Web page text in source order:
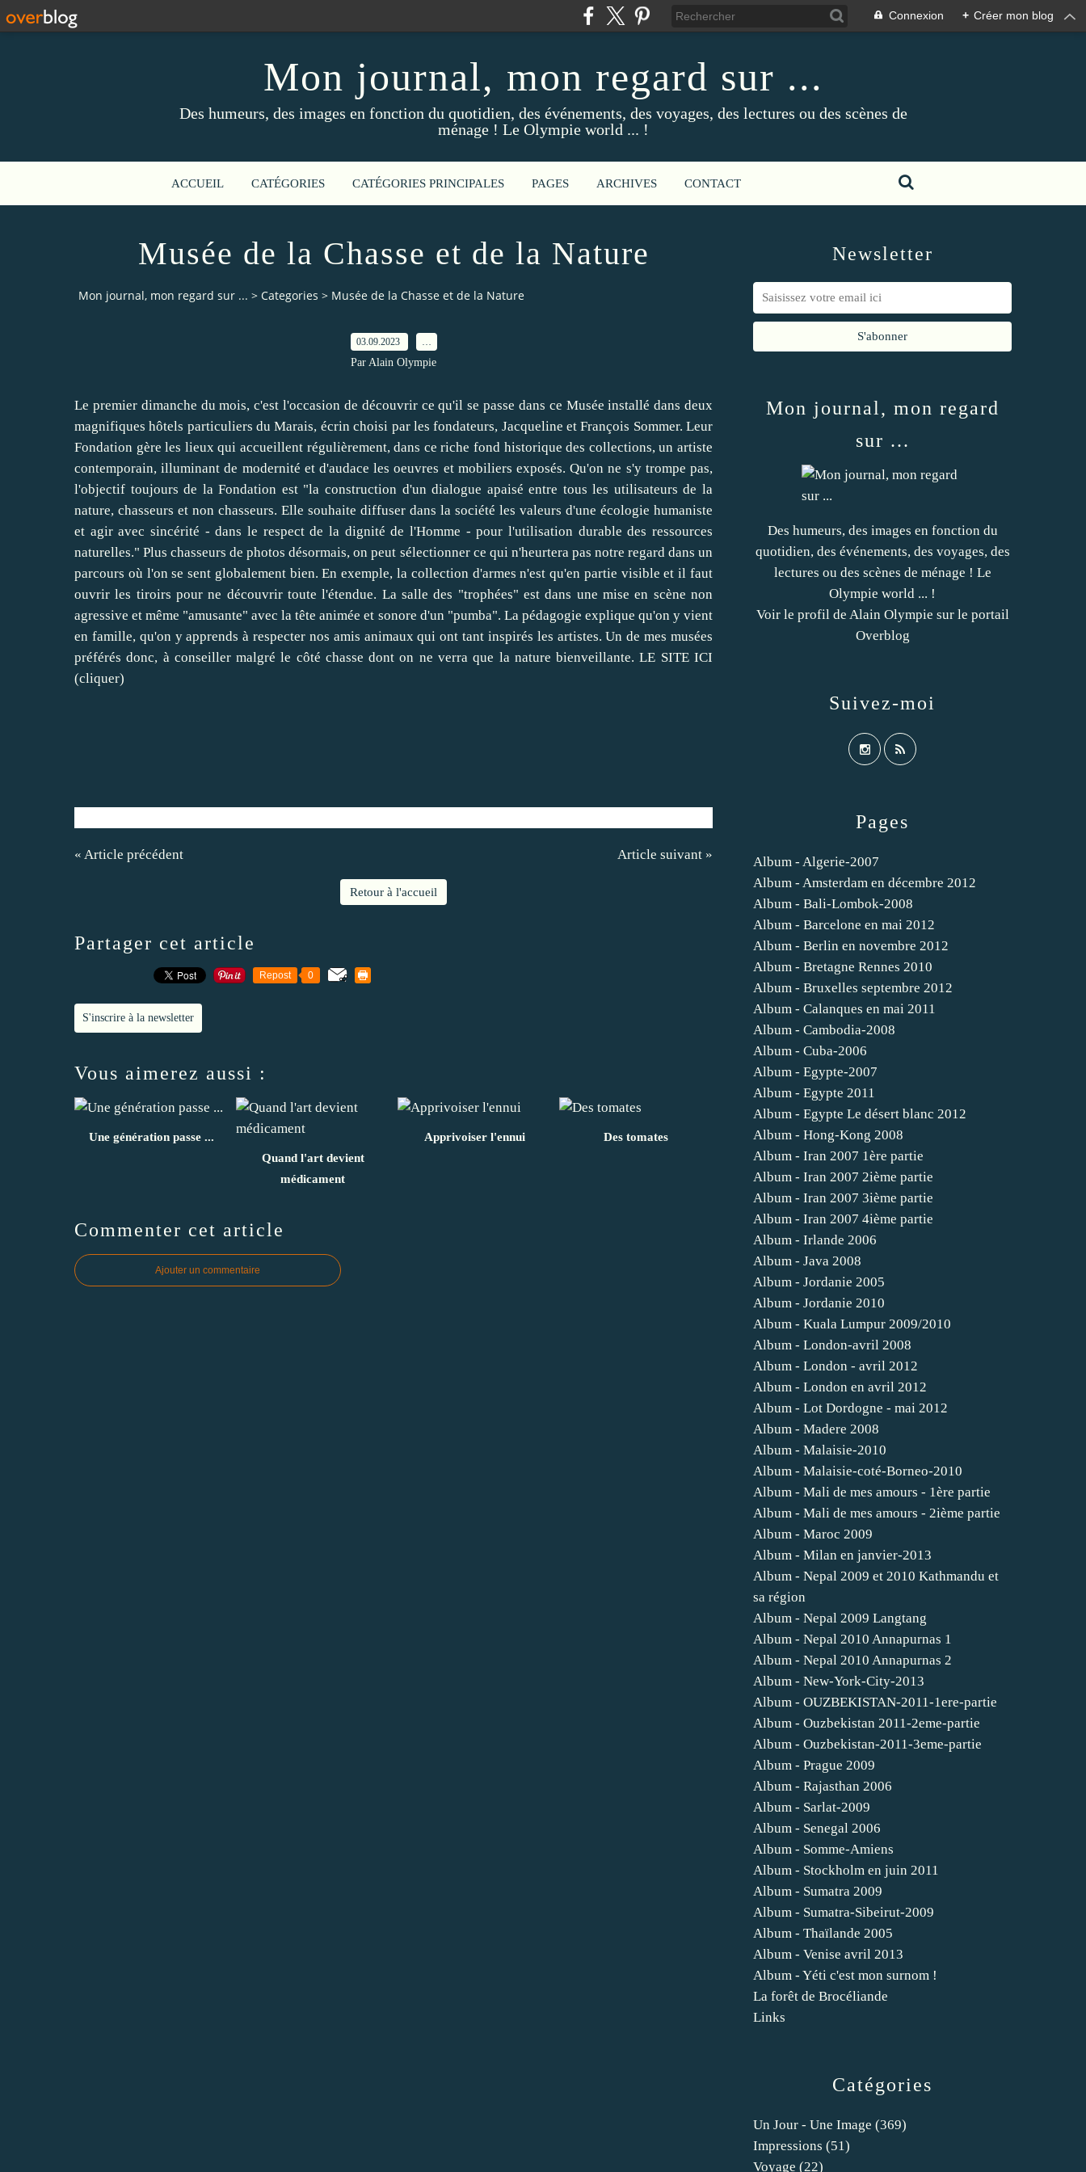
Connexion + Créer mon blog
Mon journal, mon regard sur ...
Des humeurs, des images en fonction du quotidien, des événements, des voyages, des lectures ou des scènes de
ménage ! Le Olympie world ... !
ACCUEIL CATÉGORIES CATÉGORIES PRINCIPALES PAGES ARCHIVES CONTACT
Musée de la Chasse et de la Nature
Mon journal, mon regard sur ... > Categories > Musée de la Chasse et de la Nature
03.09.2023
Par Alain Olympie
Le premier dimanche du mois, c'est l'occasion de découvrir ce qu'il se passe dans ce Musée installé dans deux
magnifiques hôtels particuliers du Marais, écrin choisi par les fondateurs, Jacqueline et François Sommer. Leur
Fondation gère les lieux qui accueillent régulièrement, dans ce riche fond historique des collections, un artiste
contemporain, illuminant de modernité et d'audace les oeuvres et mobiliers exposés. Qu'on ne s'y trompe pas,
l'objectif toujours de la Fondation est "la construction d'un dialogue apaisé entre tous les utilisateurs de la
nature, chasseurs et non chasseurs. Elle souhaite diffuser dans la société les valeurs d'une écologie humaniste
et agir avec sincérité - dans le respect de la dignité de l'Homme - pour l'utilisation durable des ressources
naturelles." Plus chasseurs de photos désormais, on peut sélectionner ce qui n'heurtera pas notre regard dans un
parcours où l'on se sent globalement bien. En exemple, la collection d'armes n'est qu'en partie visible et il faut
ouvrir les tiroirs pour ne découvrir toute l'étendue. La salle des "trophées" est dans une mise en scène non
agressive et même "amusante" avec la tête animée et sonore d'un "pumba". La pédagogie explique qu'on y vient
en famille, qu'on y apprends à respecter nos amis animaux qui ont tant inspirés les artistes. Un de mes musées
préférés donc, à conseiller malgré le côté chasse dont on ne verra que la nature bienveillante.LE SITE ICI
(cliquer)
« Article précédent Article suivant »
Retour à l'accueil
Partager cet article
Repost 0
S'inscrire à la newsletter
Vous aimerez aussi :
Une génération passe ...
Quand l'art devient
médicament
Apprivoiser l'ennui Des tomates
Commenter cet article
Ajouter un commentaire
Newsletter
Catégories
Un Jour - Une Image (369)
Impressions (51)
Voyage (22)
Pages
Album - Algerie-2007
Album - Amsterdam en décembre 2012
Album - Bali-Lombok-2008
Album - Barcelone en mai 2012
Album - Berlin en novembre 2012
Album - Bretagne Rennes 2010
Album - Bruxelles septembre 2012
Album - Calanques en mai 2011
Album - Cambodia-2008
Album - Cuba-2006
Album - Egypte-2007
Album - Egypte 2011
Album - Egypte Le désert blanc 2012
Album - Hong-Kong 2008
Album - Iran 2007 1ère partie
Album - Iran 2007 2ième partie
Album - Iran 2007 3ième partie
Album - Iran 2007 4ième partie
Album - Irlande 2006
Album - Java 2008
Album - Jordanie 2005
Album - Jordanie 2010
Album - Kuala Lumpur 2009/2010
Album - London-avril 2008
Album - London - avril 2012
Album - London en avril 2012
Album - Lot Dordogne - mai 2012
Album - Madere 2008
Album - Malaisie-2010
Album - Malaisie-coté-Borneo-2010
Album - Mali de mes amours - 1ère partie
Album - Mali de mes amours - 2ième partie
Album - Maroc 2009
Album - Milan en janvier-2013
Album - Nepal 2009 et 2010 Kathmandu et
sa région
Album - Nepal 2009 Langtang
Album - Nepal 2010 Annapurnas 1
Album - Nepal 2010 Annapurnas 2
Album - New-York-City-2013
Album - OUZBEKISTAN-2011-1ere-partie
Album - Ouzbekistan 2011-2eme-partie
Album - Ouzbekistan-2011-3eme-partie
Album - Prague 2009
Album - Rajasthan 2006
Album - Sarlat-2009
Album - Senegal 2006
Album - Somme-Amiens
Album - Stockholm en juin 2011
Album - Sumatra 2009
Album - Sumatra-Sibeirut-2009
Album - Thaïlande 2005
Album - Venise avril 2013
Album - Yéti c'est mon surnom !
La forêt de Brocéliande
Links
Mon journal, mon regard
sur ...
Des humeurs, des images en fonction du
quotidien, des événements, des voyages, des
lectures ou des scènes de ménage ! Le
Olympie world ... !
Voir le profil de Alain Olympie sur le portail
Overblog
Suivez-moi